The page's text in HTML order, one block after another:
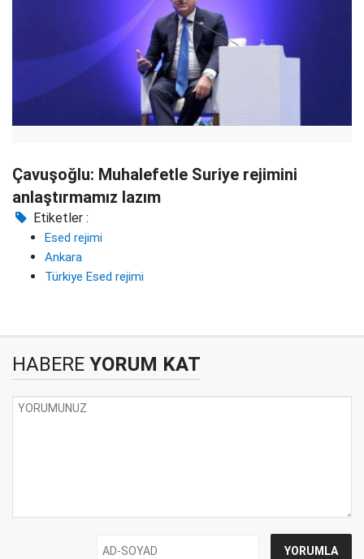
Çavuşoğlu: Muhalefetle Suriye rejimini
anlaştırmamız lazım
Etiketler :
Esed rejimi
Ankara
Türkiye Esed rejimi
HABERE YORUM KAT